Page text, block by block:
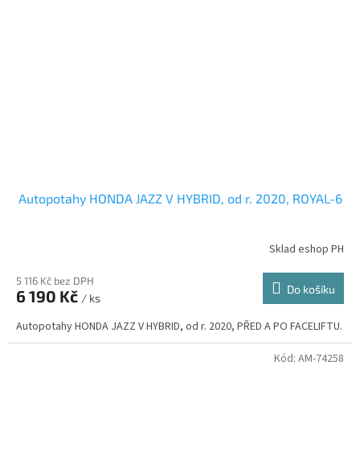
Autopotahy HONDA JAZZ V HYBRID, od r. 2020, ROYAL-6
Sklad eshop PH
5 116 Kč bez DPH
6 190 Kč / ks
Do košíku
Autopotahy HONDA JAZZ V HYBRID, od r. 2020, PŘED A PO FACELIFTU.
Kód: AM-74258